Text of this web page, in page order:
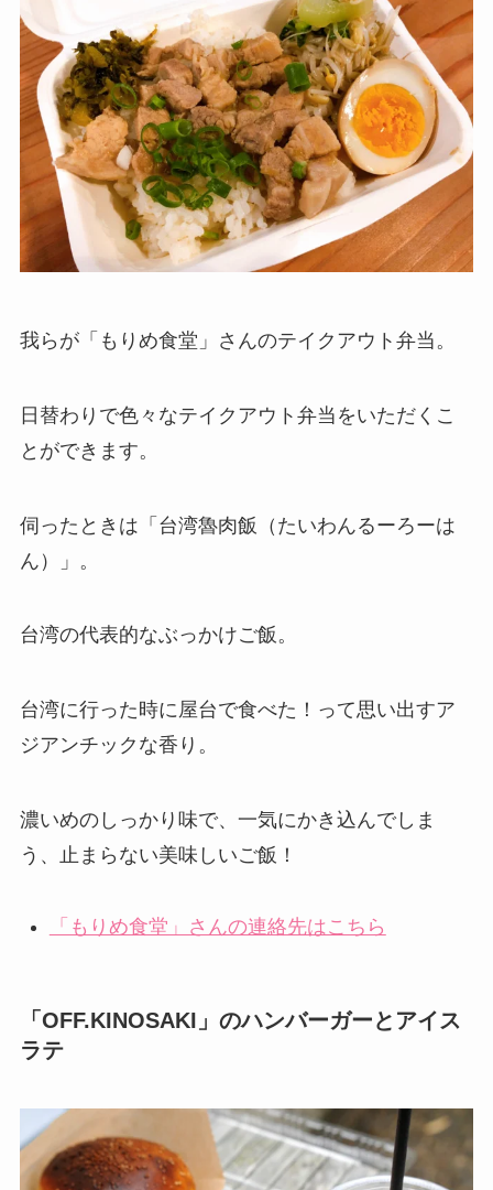
我らが「もりめ食堂」さんのテイクアウト弁当。
日替わりで色々なテイクアウト弁当をいただくこ
とができます。
伺ったときは「台湾魯肉飯（たいわんるーろーは
ん）」。
台湾の代表的なぶっかけご飯。
台湾に行った時に屋台で食べた！って思い出すア
ジアンチックな香り。
濃いめのしっかり味で、一気にかき込んでしま
う、止まらない美味しいご飯！
「もりめ食堂」さんの連絡先はこちら
「OFF.KINOSAKI」のハンバーガーとアイス
ラテ